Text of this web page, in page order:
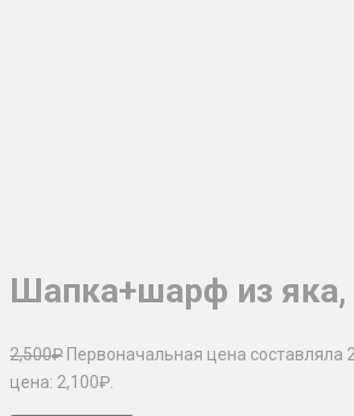
Шапка+шарф из яка,
2,500₽ Первоначальная цена составляла
цена: 2,100₽.